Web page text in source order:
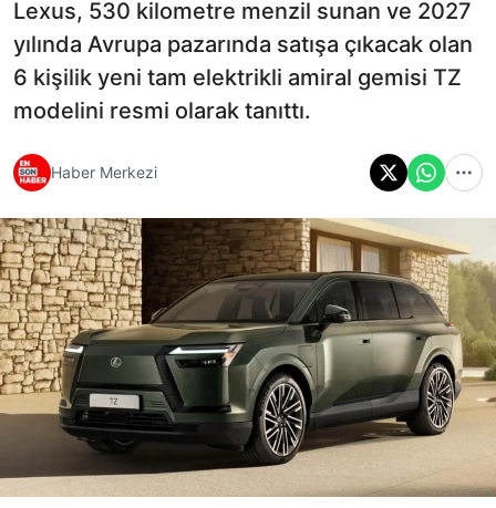
Lexus, 530 kilometre menzil sunan ve 2027
yılında Avrupa pazarında satışa çıkacak olan
6 kişilik yeni tam elektrikli amiral gemisi TZ
modelini resmi olarak tanıttı.
Haber Merkezi